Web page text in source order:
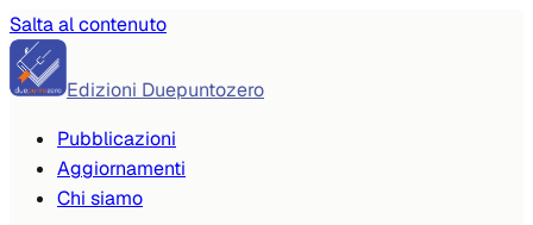
Salta al contenuto
Edizioni Duepuntozero
Pubblicazioni
Aggiornamenti
Chi siamo